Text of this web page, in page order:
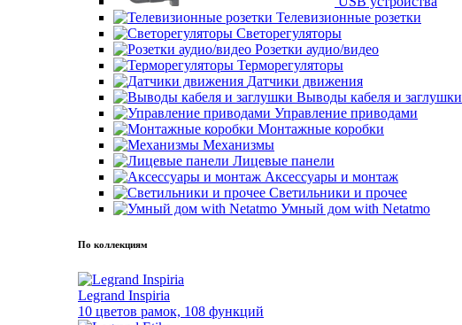
Телевизионные розетки
Светорегуляторы
Розетки аудио/видео
Терморегуляторы
Датчики движения
Выводы кабеля и заглушки
Управление приводами
Монтажные коробки
Механизмы
Лицевые панели
Аксессуары и монтаж
Светильники и прочее
Умный дом with Netatmo
По коллекциям
Legrand Inspiria
10 цветов рамок, 108 функций